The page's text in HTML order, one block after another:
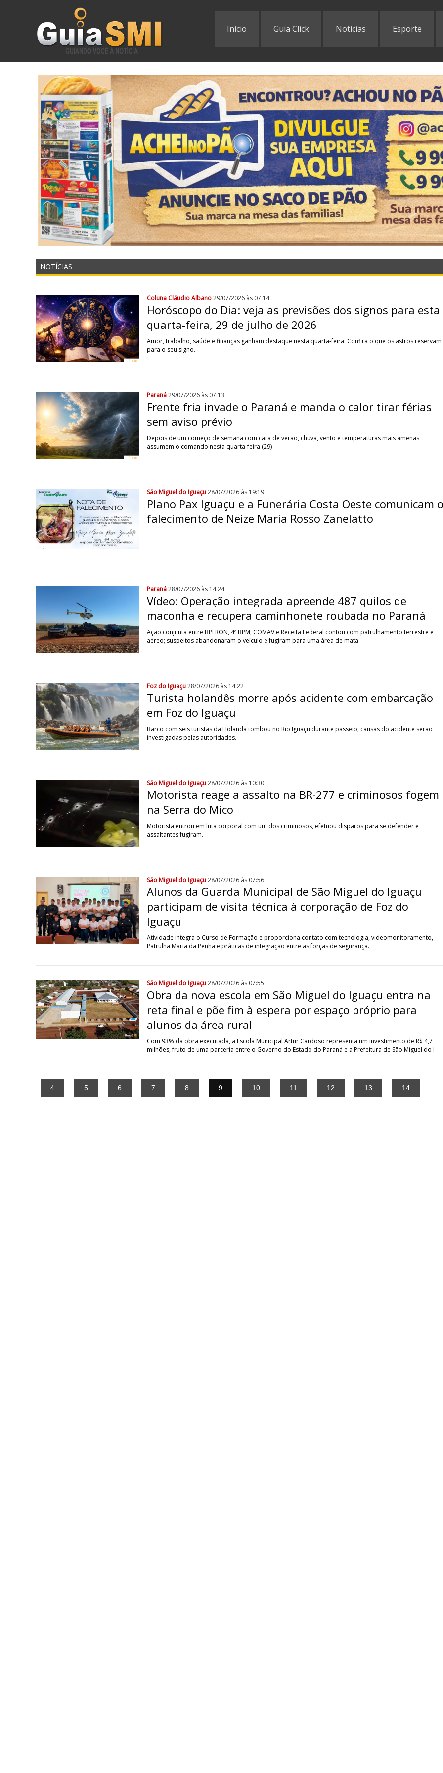
Início Guia Click Notícias Esporte
NOTÍCIAS
Coluna Cláudio Albano29/07/2026 às 07:14
Horóscopo do Dia: veja as previsões dos signos para esta
quarta-feira, 29 de julho de 2026
Amor, trabalho, saúde e finanças ganham destaque nesta quarta-feira. Confira o que os astros reservam
para o seu signo.
Paraná29/07/2026 às 07:13
Frente fria invade o Paraná e manda o calor tirar férias
sem aviso prévio
Depois de um começo de semana com cara de verão, chuva, vento e temperaturas mais amenas
assumem o comando nesta quarta-feira (29)
São Miguel do Iguaçu28/07/2026 às 19:19
Plano Pax Iguaçu e a Funerária Costa Oeste comunicam o
falecimento de Neize Maria Rosso Zanelatto
Paraná28/07/2026 às 14:24
Vídeo: Operação integrada apreende 487 quilos de
maconha e recupera caminhonete roubada no Paraná
Ação conjunta entre BPFRON, 4º BPM, COMAV e Receita Federal contou com patrulhamento terrestre e
aéreo; suspeitos abandonaram o veículo e fugiram para uma área de mata.
Foz do Iguaçu28/07/2026 às 14:22
Turista holandês morre após acidente com embarcação
em Foz do Iguaçu
Barco com seis turistas da Holanda tombou no Rio Iguaçu durante passeio; causas do acidente serão
investigadas pelas autoridades.
São Miguel do Iguaçu28/07/2026 às 10:30
Motorista reage a assalto na BR-277 e criminosos fogem
na Serra do Mico
Motorista entrou em luta corporal com um dos criminosos, efetuou disparos para se defender e
assaltantes fugiram.
São Miguel do Iguaçu28/07/2026 às 07:56
Alunos da Guarda Municipal de São Miguel do Iguaçu
participam de visita técnica à corporação de Foz do
Iguaçu
Atividade integra o Curso de Formação e proporciona contato com tecnologia, videomonitoramento,
Patrulha Maria da Penha e práticas de integração entre as forças de segurança.
São Miguel do Iguaçu28/07/2026 às 07:55
Obra da nova escola em São Miguel do Iguaçu entra na
reta final e põe fim à espera por espaço próprio para
alunos da área rural
Com 93% da obra executada, a Escola Municipal Artur Cardoso representa um investimento de R$ 4,7
milhões, fruto de uma parceria entre o Governo do Estado do Paraná e a Prefeitura de São Miguel do I
4 5 6 7 8 9 10 11 12 13 14